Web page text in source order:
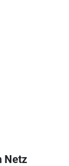
Netz